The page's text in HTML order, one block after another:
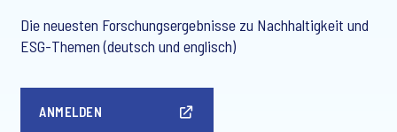
Die neuesten Forschungsergebnisse zu Nachhaltigkeit und
ESG-Themen (deutsch und englisch)
ANMELDEN